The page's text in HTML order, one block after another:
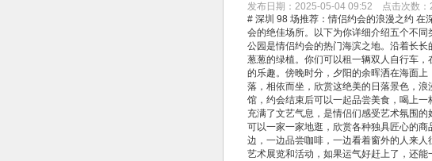
发布日期：2025-05-04 09:52 点击次数：
# 深圳 98 场推荐：情侣约会的浪漫之约 在
会的绝佳场所。以下为你详细介绍五个不
公园是情侣约会的热门海滨之地。沿着长
葱葱的绿植。你们可以租一辆双人自行车
的乐趣。傍晚时分，夕阳的余晖洒在海面
落，相依而坐，欣赏这绝美的日落景色，
馆，约会结束后可以一起品尝美食，喝上
充满了文艺气息，是情侣们感受艺术氛围
可以一家一家地逛，欣赏各种独具匠心的
边，一边品尝咖啡，一边看着窗外的人来
艺术展览和活动，如果运气好赶上了，还